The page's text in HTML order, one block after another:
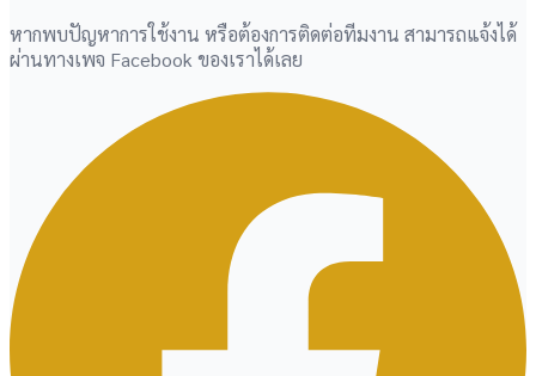
หากพบปัญหาการใช้งาน หรือต้องการติดต่อทีมงาน สามารถแจ้งได้
ผ่านทางเพจ Facebook ของเราได้เลย